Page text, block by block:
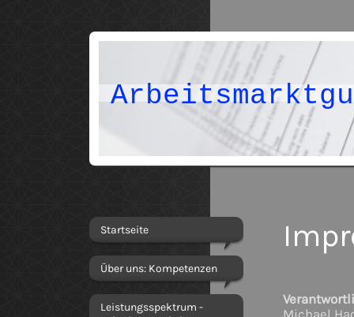
Startseite
Über uns: Kompetenzen
Leistungsspektrum -